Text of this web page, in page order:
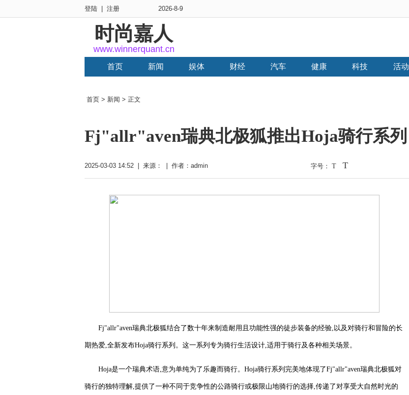
登陆 注册 2026-8-9
时尚嘉人
www.winnerquant.cn
首页 新闻 娱体 财经 汽车 健康 科技 活动
首页 > 新闻 > 正文
Fj"allr"aven瑞典北极狐推出Hoja骑行系列
2025-03-03 14:52 | 来源： | 作者：admin 字号： T T
Fj"allr"aven瑞典北极狐结合了数十年来制造耐用且功能性强的徒步装备的经验,以及对骑行和冒险的长
期热爱,全新发布Hoja骑行系列。这一系列专为骑行生活设计,适用于骑行及各种相关场景。
Hoja是一个瑞典术语,意为单纯为了乐趣而骑行。Hoja骑行系列完美地体现了Fj"allr"aven瑞典北极狐对
骑行的独特理解,提供了一种不同于竞争性的公路骑行或极限山地骑行的选择,传递了对享受大自然时光的